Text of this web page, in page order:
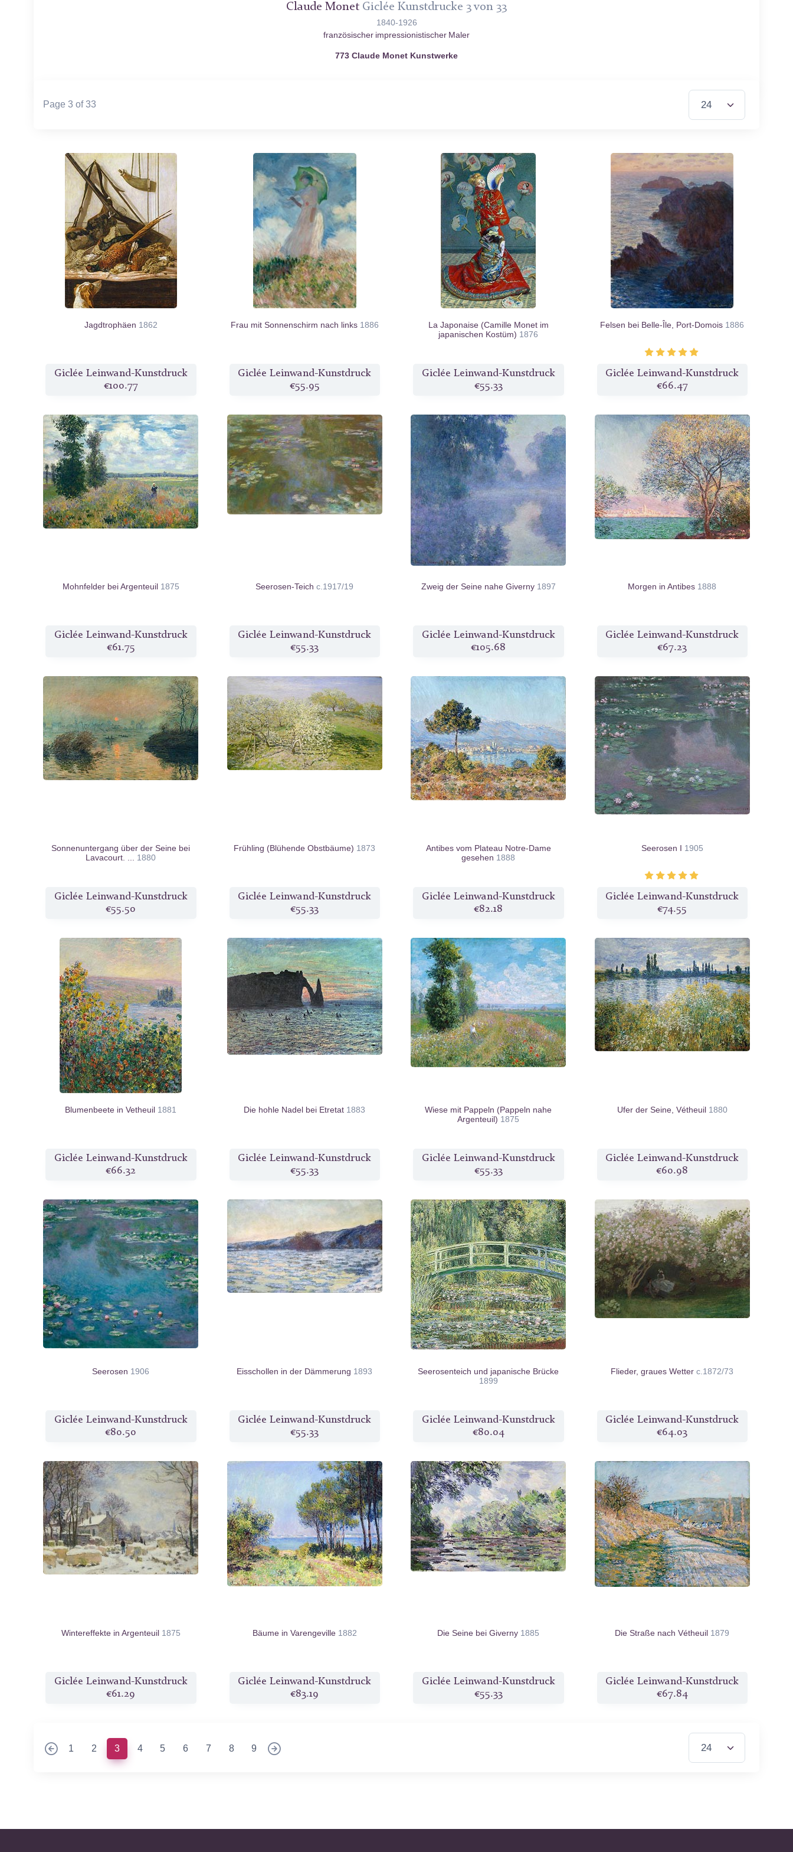
Claude Monet Giclée Kunstdrucke 3 von 33
1840-1926
französischer impressionistischer Maler
773 Claude Monet Kunstwerke
Page 3 of 33
Items per Page
Jagdtrophäen 1862
Giclée Leinwand-Kunstdruck
€100.77
Frau mit Sonnenschirm nach links 1886
Giclée Leinwand-Kunstdruck
€55.95
La Japonaise (Camille Monet im
japanischen Kostüm) 1876
Giclée Leinwand-Kunstdruck
€55.33
Felsen bei Belle-Île, Port-Domois 1886
Giclée Leinwand-Kunstdruck
€66.47
Mohnfelder bei Argenteuil 1875
Giclée Leinwand-Kunstdruck
€61.75
Seerosen-Teichc.1917/19
Giclée Leinwand-Kunstdruck
€55.33
Zweig der Seine nahe Giverny 1897
Giclée Leinwand-Kunstdruck
€105.68
Morgen in Antibes 1888
Giclée Leinwand-Kunstdruck
€67.23
Sonnenuntergang über der Seine bei
Lavacourt. ... 1880
Giclée Leinwand-Kunstdruck
€55.50
Frühling (Blühende Obstbäume) 1873
Giclée Leinwand-Kunstdruck
€55.33
Antibes vom Plateau Notre-Dame
gesehen 1888
Giclée Leinwand-Kunstdruck
€82.18
Seerosen I 1905
Giclée Leinwand-Kunstdruck
€74.55
Blumenbeete in Vetheuil 1881
Giclée Leinwand-Kunstdruck
€66.32
Die hohle Nadel bei Etretat 1883
Giclée Leinwand-Kunstdruck
€55.33
Wiese mit Pappeln (Pappeln nahe
Argenteuil) 1875
Giclée Leinwand-Kunstdruck
€55.33
Ufer der Seine, Vétheuil 1880
Giclée Leinwand-Kunstdruck
€60.98
Seerosen 1906
Giclée Leinwand-Kunstdruck
€80.50
Eisschollen in der Dämmerung 1893
Giclée Leinwand-Kunstdruck
€55.33
Seerosenteich und japanische Brücke
1899
Giclée Leinwand-Kunstdruck
€80.04
Flieder, graues Wetterc.1872/73
Giclée Leinwand-Kunstdruck
€64.03
Wintereffekte in Argenteuil 1875
Giclée Leinwand-Kunstdruck
€61.29
Bäume in Varengeville 1882
Giclée Leinwand-Kunstdruck
€83.19
Die Seine bei Giverny 1885
Giclée Leinwand-Kunstdruck
€55.33
Die Straße nach Vétheuil 1879
Giclée Leinwand-Kunstdruck
€67.84
1 2 3(current)
4 5 6 7 8 9